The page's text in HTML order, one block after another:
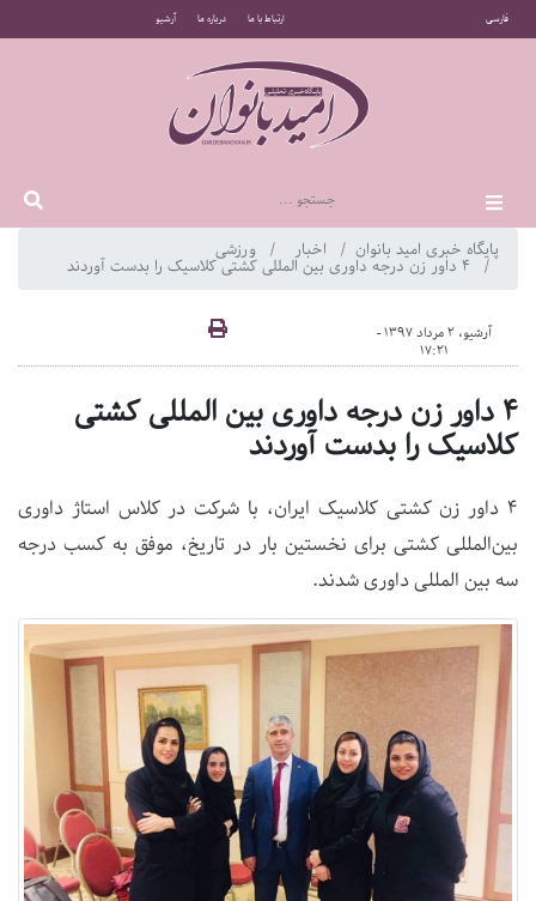
فارسی ارتباط با ما درباره ما آرشیو
پایگاه خبری امید بانوان اخبار ورزشی
آرشیو، 2 مرداد 1397 -
17:21
۴ داور زن درجه داوری بین المللی کشتی
کلاسیک را بدست آوردند
4 داور زن کشتی کلاسیک ایران، با شرکت در کلاس استاژ داوری
بین‌المللی کشتی برای نخستین بار در تاریخ، موفق به کسب درجه
سه بین المللی داوری شدند.